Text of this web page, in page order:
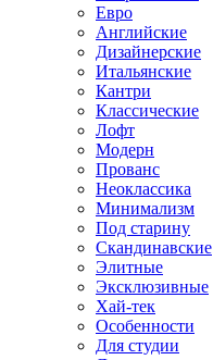
Евро
Английские
Дизайнерские
Итальянские
Кантри
Классические
Лофт
Модерн
Прованс
Неоклассика
Минимализм
Под старину
Скандинавские
Элитные
Эксклюзивные
Хай-тек
Особенности
Для студии